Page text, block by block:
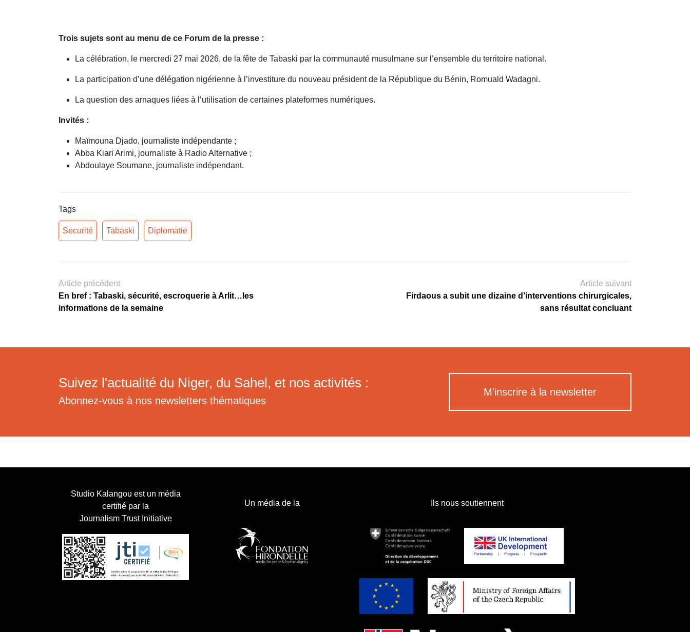
Trois sujets sont au menu de ce Forum de la presse :
La célébration, le mercredi 27 mai 2026, de la fête de Tabaski par la communauté musulmane sur l’ensemble du territoire national.
La participation d’une délégation nigérienne à l’investiture du nouveau président de la République du Bénin, Romuald Wadagni.
La question des arnaques liées à l’utilisation de certaines plateformes numériques.
Invités :
Maïmouna Djado, journaliste indépendante ;
Abba Kiari Arimi, journaliste à Radio Alternative ;
Abdoulaye Soumane, journaliste indépendant.
Tags
Securité Tabaski Diplomatie
Article précédent
En bref : Tabaski, sécurité, escroquerie à Arlit…les
informations de la semaine
Article suivant
Firdaous a subit une dizaine d’interventions chirurgicales,
sans résultat concluant
Suivez l'actualité du Niger, du Sahel, et nos activités :
Abonnez-vous à nos newsletters thématiques
M'inscrire à la newsletter
Studio Kalangou est un média
certifié par la
Journalism Trust Initiative
Un média de la Ils nous soutiennent